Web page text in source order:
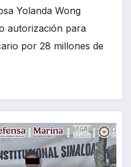
Yolanda Wong
autorización para
por 28 millones de